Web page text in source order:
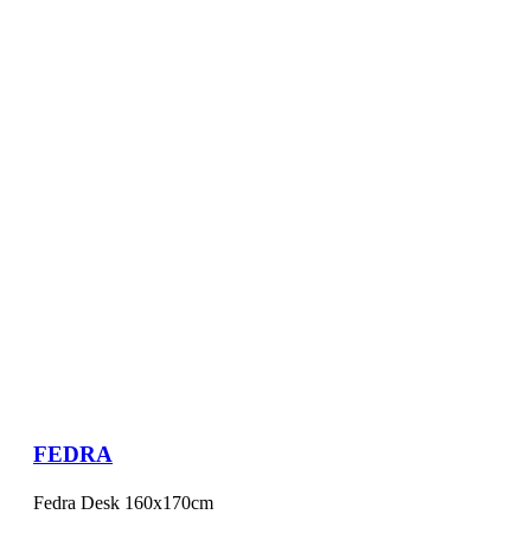
FEDRA
Fedra Desk 160x170cm